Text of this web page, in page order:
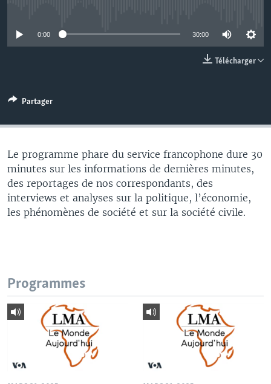
0:00 30:00
Télécharger
Partager
Le programme phare du service francophone dure 30
minutes sur les informations de dernières minutes,
des reportages de nos correspondants, des
interviews et analyses sur la politique, l’économie,
les phénomènes de société et sur la société civile.
Programmes